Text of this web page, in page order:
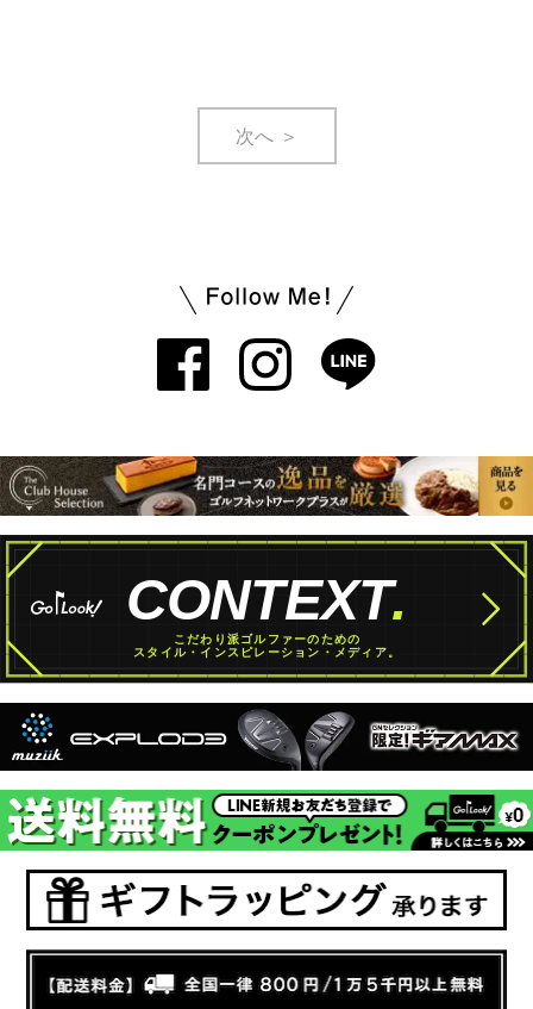
次へ ＞